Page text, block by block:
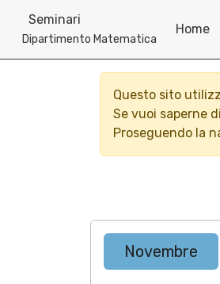
Seminari
Dipartimento Matematica
Home
Questo sito
Se vuoi saperne
Proseguendo la
Novembre